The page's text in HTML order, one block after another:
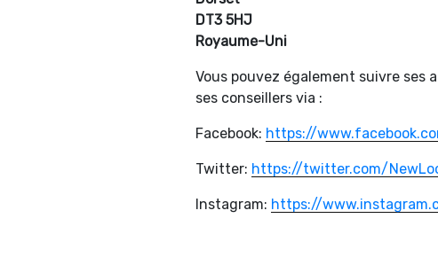
DT3 5HJ
Royaume-Uni
Vous pouvez également suivre ses
ses conseillers via :
Facebook: https://
Twitter: https://twitter.com/
Instagram: https://